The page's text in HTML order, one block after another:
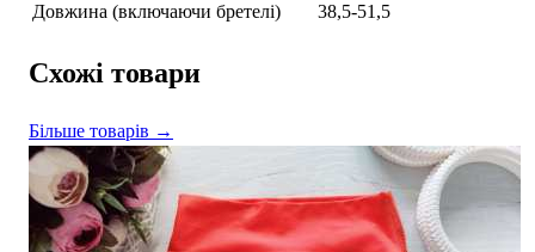
Довжина (включаючи бретелі)
38,5-51,5
Схожі товари
Більше товарів →